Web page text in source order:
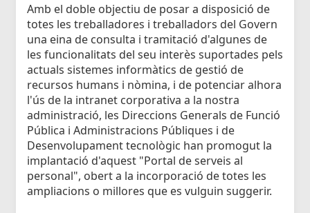
Amb el doble objectiu de posar a disposició de
totes les treballadores i treballadors del Govern
una eina de consulta i tramitació d'algunes de
les funcionalitats del seu interès suportades pels
actuals sistemes informàtics de gestió de
recursos humans i nòmina, i de potenciar alhora
l'ús de la intranet corporativa a la nostra
administració, les Direccions Generals de Funció
Pública i Administracions Públiques i de
Desenvolupament tecnològic han promogut la
implantació d'aquest "Portal de serveis al
personal", obert a la incorporació de totes les
ampliacions o millores que es vulguin suggerir.